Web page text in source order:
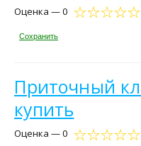
Оценка — 0
Сохранить
Приточный
купить
Оценка — 0